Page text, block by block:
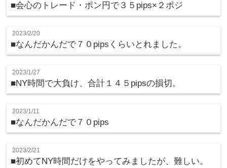
■会心のトレード・ポン円で３５pips×２ポジ
2023/2/20
■なんだかんだで７０pipsくらいとれました。
2023/1/27
■NY時間で大負け、合計１４５pipsの損切。
2023/1/11
■なんだかんだで７０pips
2023/2/21
■初めてNY時間だけをやってみましたが、難しい。